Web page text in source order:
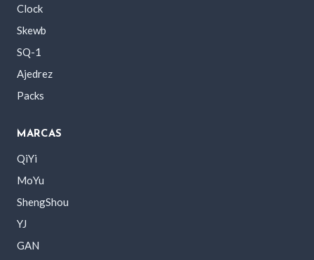
Clock
Skewb
SQ-1
Ajedrez
Packs
MARCAS
QiYi
MoYu
ShengShou
YJ
GAN